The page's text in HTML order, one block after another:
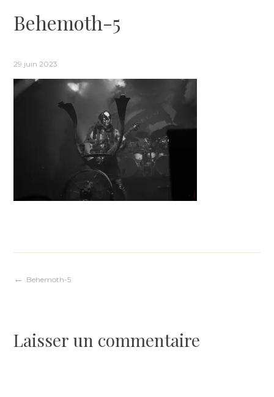
Behemoth-5
29 juin 2023
Navigation
l’article
Behemoth-5
Laisser un commentaire